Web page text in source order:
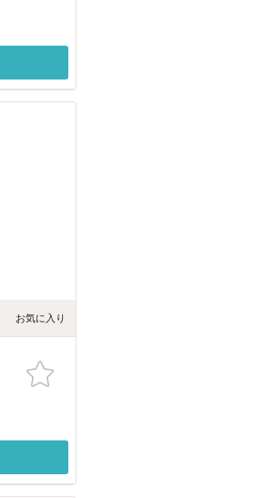
お気に入り